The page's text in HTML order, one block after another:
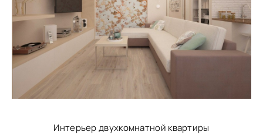
Интерьер двухкомнатной квартиры